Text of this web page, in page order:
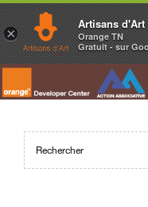
×
Artisans d'Art
Orange TN
Gratuit - sur